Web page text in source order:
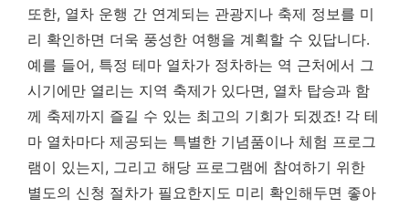
또한, 열차 운행 간 연계되는 관광지나 축제 정보를 미
리 확인하면 더욱 풍성한 여행을 계획할 수 있답니다.
예를 들어, 특정 테마 열차가 정차하는 역 근처에서 그
시기에만 열리는 지역 축제가 있다면, 열차 탑승과 함
께 축제까지 즐길 수 있는 최고의 기회가 되겠죠! 각 테
마 열차마다 제공되는 특별한 기념품이나 체험 프로그
램이 있는지, 그리고 해당 프로그램에 참여하기 위한
별도의 신청 절차가 필요한지도 미리 확인해두면 좋아